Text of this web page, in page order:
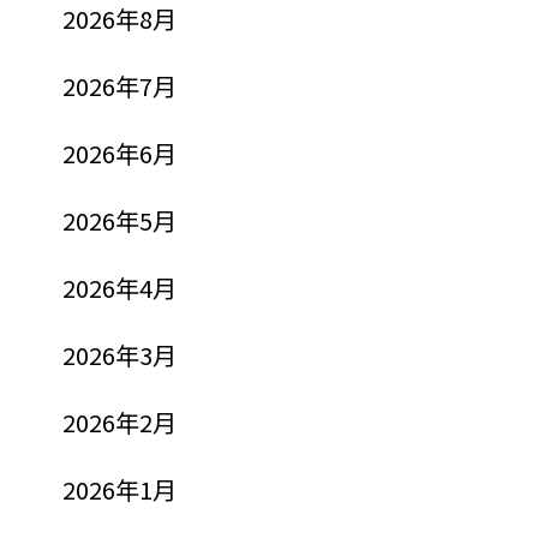
2026年8月
2026年7月
2026年6月
2026年5月
2026年4月
2026年3月
2026年2月
2026年1月